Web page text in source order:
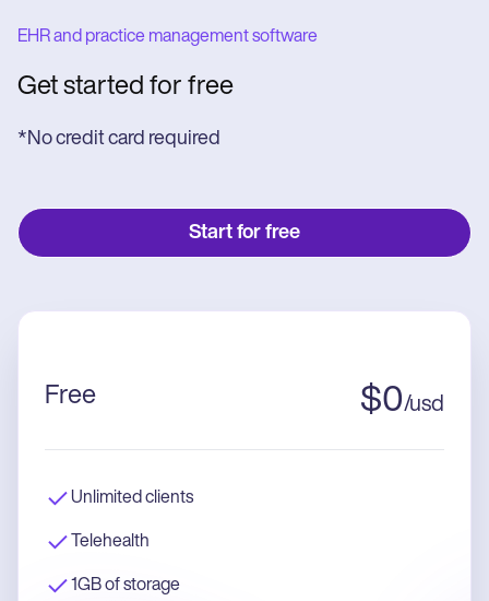
EHR and practice management software
Get started for free
*No credit card required
Start for free
Free $0/usd
Unlimited clients
Telehealth
1GB of storage